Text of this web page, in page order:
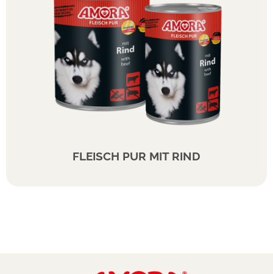
FLEISCH PUR MIT RIND